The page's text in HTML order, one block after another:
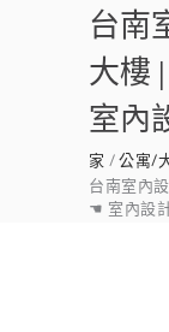
台南
大樓
室內
家 公寓/
台南室內
☚ 室內設